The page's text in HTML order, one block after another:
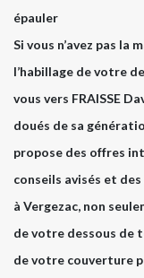
épauler
Si vous n’avez pas la
l’habillage de votre
vous vers FRAISSE
doués de sa
propose des offres
conseils avisés et
à Vergezac, non
de votre dessous de
de votre couverture